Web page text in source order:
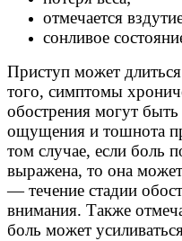
отмечается
сонливое
Приступ может
того, симптомы
обострения могут
ощущения и тошнота
том случае, если боль
выражена, то она
— течение стадии
внимания. Также
боль может